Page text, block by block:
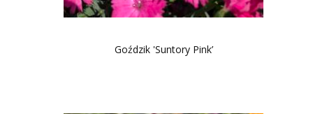
Goździk 'Suntory Pink’